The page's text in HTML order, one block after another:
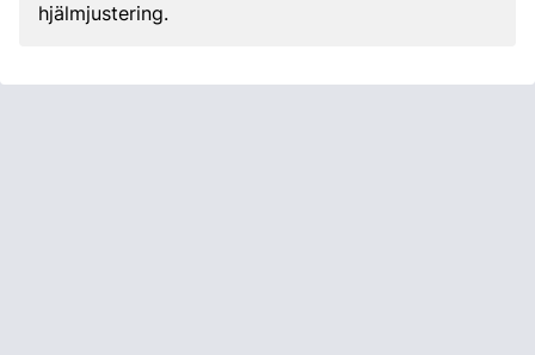
hjälmjustering.